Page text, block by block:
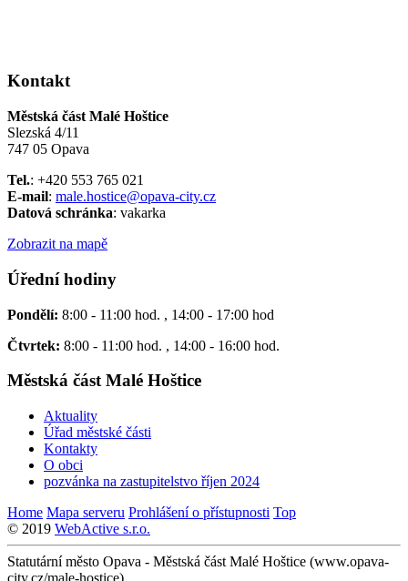
Kontakt
Městská část Malé Hoštice
Slezská 4/11
747 05 Opava
Tel.: +420 553 765 021
E-mail: male.hostice@opava-city.cz
Datová schránka: vakarka
Zobrazit na mapě
Úřední hodiny
Pondělí: 8:00 - 11:00 hod. , 14:00 - 17:00 hod
Čtvrtek: 8:00 - 11:00 hod. , 14:00 - 16:00 hod.
Městská část Malé Hoštice
Aktuality
Úřad městské části
Kontakty
O obci
pozvánka na zastupitelstvo říjen 2024
Home Mapa serveru Prohlášení o přístupnosti Top
© 2019 WebActive s.r.o.
Statutární město Opava - Městská část Malé Hoštice (www.opava-
city.cz/male-hostice)